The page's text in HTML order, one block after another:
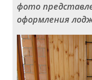
фото
оформления